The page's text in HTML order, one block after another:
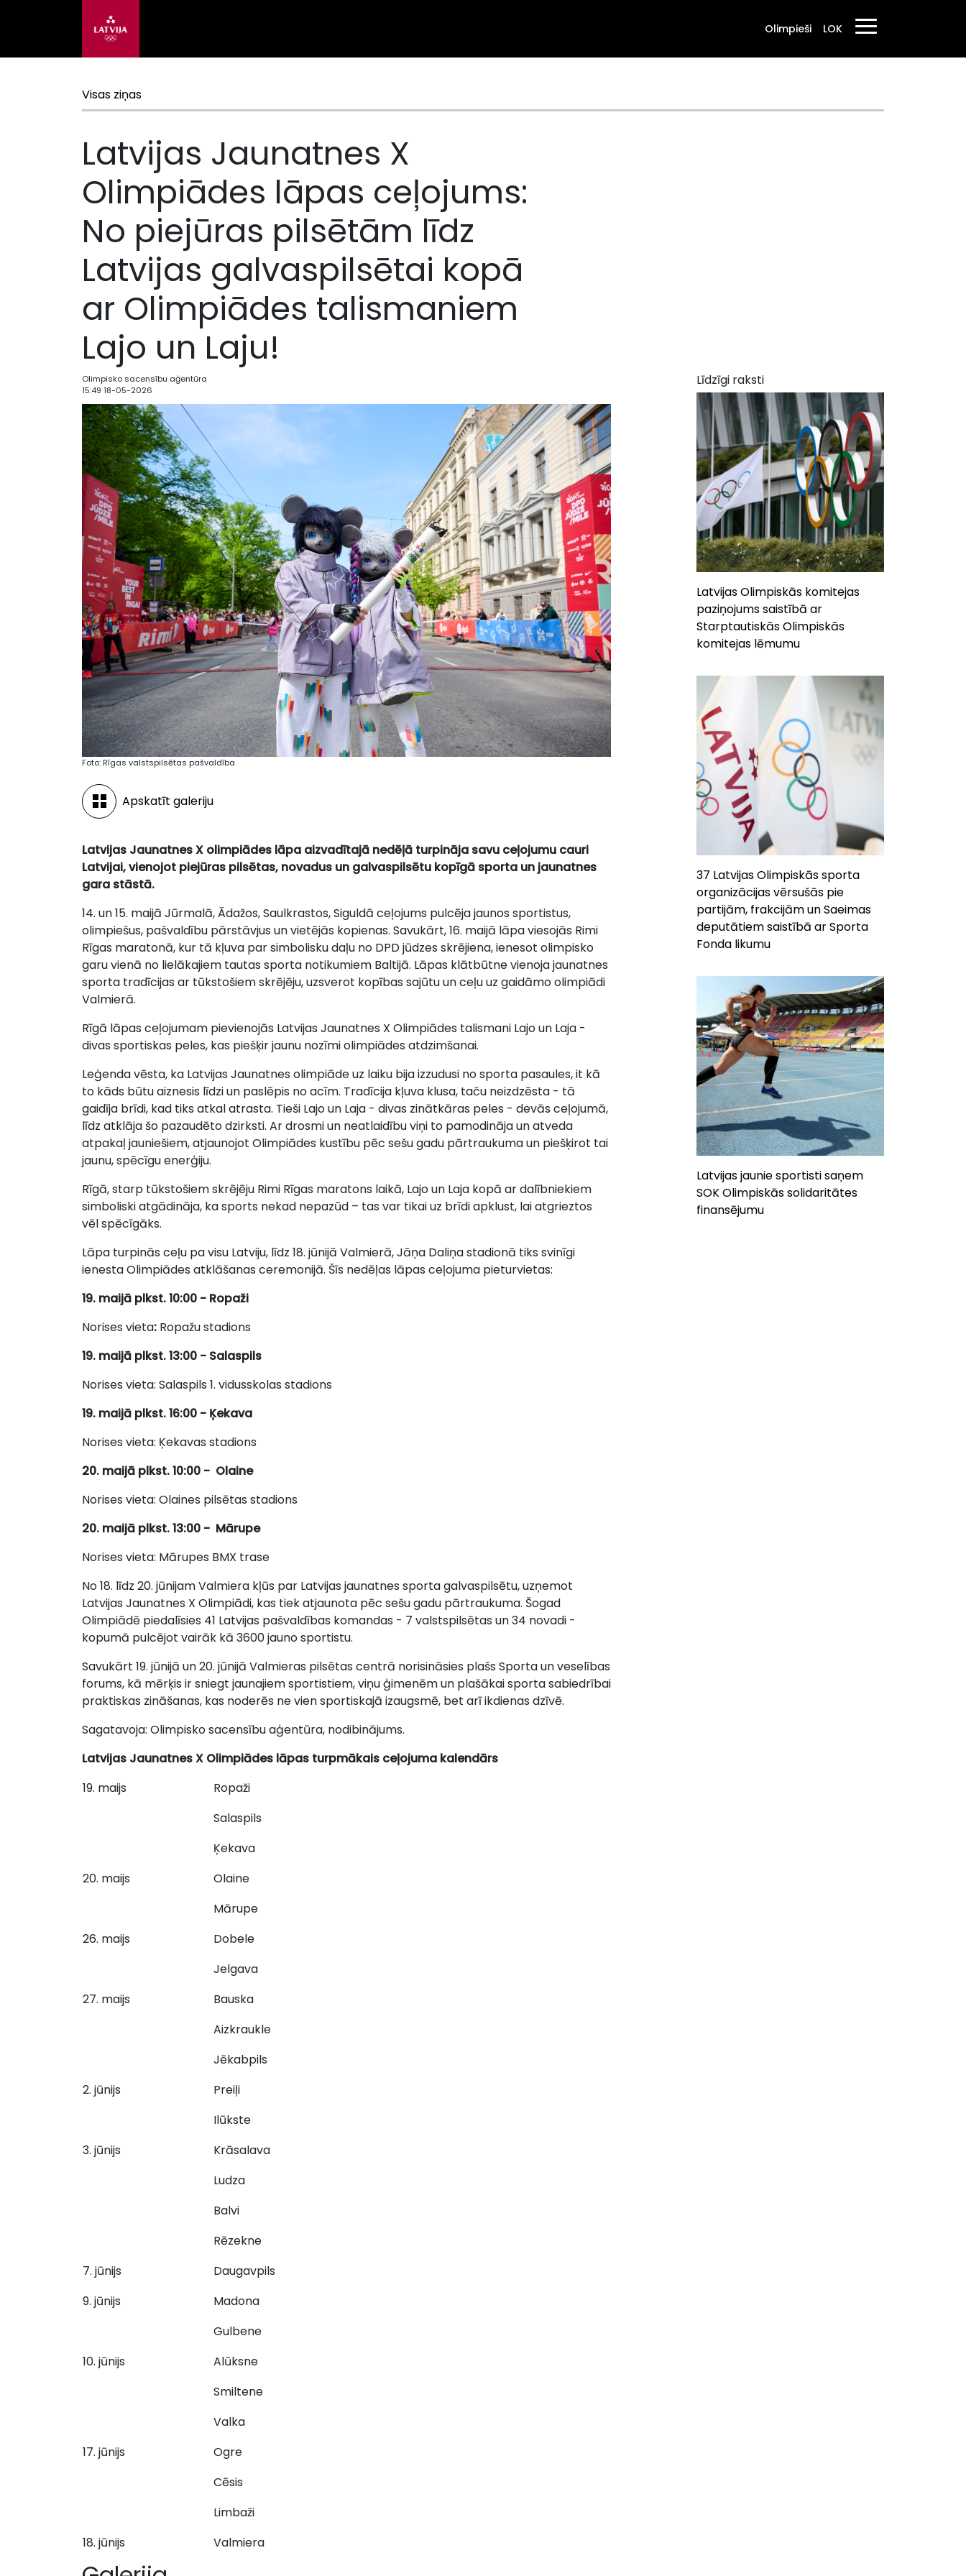
Olimpieši LOK
Visas ziņas
Latvijas Jaunatnes X
Olimpiādes lāpas ceļojums:
No piejūras pilsētām līdz
Latvijas galvaspilsētai kopā
ar Olimpiādes talismaniem
Lajo un Laju!
Olimpisko sacensību aģentūra
15:49 18-05-2026
Foto: Rīgas valstspilsētas pašvaldība
Apskatīt galeriju
Latvijas Jaunatnes X olimpiādes lāpa aizvadītajā nedēļā turpināja savu ceļojumu cauri
Latvijai, vienojot piejūras pilsētas, novadus un galvaspilsētu kopīgā sporta un jaunatnes
gara stāstā.
14. un 15. maijā Jūrmalā, Ādažos, Saulkrastos, Siguldā ceļojums pulcēja jaunos sportistus,
olimpiešus, pašvaldību pārstāvjus un vietējās kopienas. Savukārt, 16. maijā lāpa viesojās Rimi
Rīgas maratonā, kur tā kļuva par simbolisku daļu no DPD jūdzes skrējiena, ienesot olimpisko
garu vienā no lielākajiem tautas sporta notikumiem Baltijā. Lāpas klātbūtne vienoja jaunatnes
sporta tradīcijas ar tūkstošiem skrējēju, uzsverot kopības sajūtu un ceļu uz gaidāmo olimpiādi
Valmierā.
Rīgā lāpas ceļojumam pievienojās Latvijas Jaunatnes X Olimpiādes talismani Lajo un Laja -
divas sportiskas peles, kas piešķir jaunu nozīmi olimpiādes atdzimšanai.
Leģenda vēsta, ka Latvijas Jaunatnes olimpiāde uz laiku bija izzudusi no sporta pasaules, it kā
to kāds būtu aiznesis līdzi un paslēpis no acīm. Tradīcija kļuva klusa, taču neizdzēsta - tā
gaidīja brīdi, kad tiks atkal atrasta. Tieši Lajo un Laja - divas zinātkāras peles - devās ceļojumā,
līdz atklāja šo pazaudēto dzirksti. Ar drosmi un neatlaidību viņi to pamodināja un atveda
atpakaļ jauniešiem, atjaunojot Olimpiādes kustību pēc sešu gadu pārtraukuma un piešķirot tai
jaunu, spēcīgu enerģiju.
Rīgā, starp tūkstošiem skrējēju Rimi Rīgas maratons laikā, Lajo un Laja kopā ar dalībniekiem
simboliski atgādināja, ka sports nekad nepazūd – tas var tikai uz brīdi apklust, lai atgrieztos
vēl spēcīgāks.
Lāpa turpinās ceļu pa visu Latviju, līdz 18. jūnijā Valmierā, Jāņa Daliņa stadionā tiks svinīgi
ienesta Olimpiādes atklāšanas ceremonijā. Šīs nedēļas lāpas ceļojuma pieturvietas:
19. maijā plkst. 10:00 - Ropaži
Norises vieta: Ropažu stadions
19. maijā plkst. 13:00 - Salaspils
Norises vieta: Salaspils 1. vidusskolas stadions
19. maijā plkst. 16:00 - Ķekava
Norises vieta: Ķekavas stadions
20. maijā plkst. 10:00 - Olaine
Norises vieta: Olaines pilsētas stadions
20. maijā plkst. 13:00 - Mārupe
Norises vieta: Mārupes BMX trase
No 18. līdz 20. jūnijam Valmiera kļūs par Latvijas jaunatnes sporta galvaspilsētu, uzņemot
Latvijas Jaunatnes X Olimpiādi, kas tiek atjaunota pēc sešu gadu pārtraukuma. Šogad
Olimpiādē piedalīsies 41 Latvijas pašvaldības komandas - 7 valstspilsētas un 34 novadi -
kopumā pulcējot vairāk kā 3600 jauno sportistu.
Savukārt 19. jūnijā un 20. jūnijā Valmieras pilsētas centrā norisināsies plašs Sporta un veselības
forums, kā mērķis ir sniegt jaunajiem sportistiem, viņu ģimenēm un plašākai sporta sabiedrībai
praktiskas zināšanas, kas noderēs ne vien sportiskajā izaugsmē, bet arī ikdienas dzīvē.
Sagatavoja: Olimpisko sacensību aģentūra, nodibinājums.
Latvijas Jaunatnes X Olimpiādes lāpas turpmākais ceļojuma kalendārs
19. maijs
Ropaži
Salaspils
Ķekava
20. maijs
Olaine
Mārupe
26. maijs
Dobele
Jelgava
27. maijs
Bauska
Aizkraukle
Jēkabpils
2. jūnijs
Preiļi
Ilūkste
3. jūnijs
Krāsalava
Ludza
Balvi
Rēzekne
7. jūnijs
Daugavpils
9. jūnijs
Madona
Gulbene
10. jūnijs
Alūksne
Smiltene
Valka
17. jūnijs
Ogre
Cēsis
Limbaži
18. jūnijs
Valmiera
Līdzīgi raksti
Latvijas Olimpiskās komitejas
paziņojums saistībā ar
Starptautiskās Olimpiskās
komitejas lēmumu
37 Latvijas Olimpiskās sporta
organizācijas vērsušās pie
partijām, frakcijām un Saeimas
deputātiem saistībā ar Sporta
Fonda likumu
Latvijas jaunie sportisti saņem
SOK Olimpiskās solidaritātes
finansējumu